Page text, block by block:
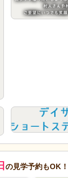
の見学予約もOK！